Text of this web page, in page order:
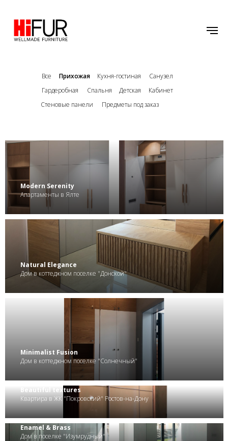
Все
Спальня
Прихожая Кухня-гостиная
Стеновые панели
Санузел
Гардеробная
Детская
Предметы под заказ
Кабинет
.
Modern Serenity
Апартаменты в Ялте
Natural Elegance
Дом в коттеджном поселке "Донской"
Minimalist Fusion
Дом в коттеджном поселке "Солнечный"
Beautiful textures
Квартира в ЖК "Покровский" Ростов-на-Дону
Enamel & Brass
Дом в поселке "Изумрудный"